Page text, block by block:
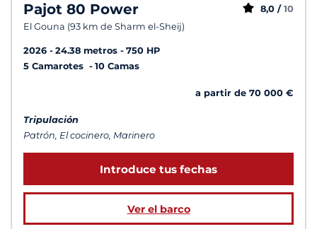
Pajot 80 Power
El Gouna (93 km de Sharm el-Sheij)
8,0 / 10
2026 24.38 metros
750 HP
5 Camarotes
10 Camas
a partir de 70 000 €
Tripulación
Patrón, El cocinero, Marinero
Introduce tus fechas
Ver el barco